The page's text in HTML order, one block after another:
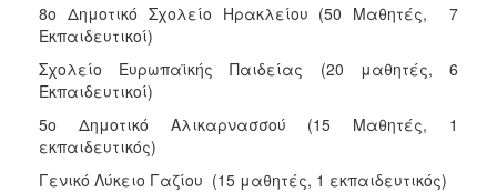
8ο Δημοτικό Σχολείο Ηρακλείου (50 Μαθητές, 7
Εκπαιδευτικοί)
Σχολείο Ευρωπαϊκής Παιδείας (20 μαθητές, 6
Εκπαιδευτικοί)
5ο Δημοτικό Αλικαρνασσού (15 Μαθητές, 1
εκπαιδευτικός)
Γενικό Λύκειο Γαζίου (15 μαθητές, 1 εκπαιδευτικός)